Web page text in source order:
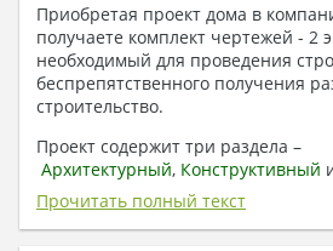
Приобретая проект дома в
получаете комплект чертежей - 2
необходимый для проведения
беспрепятственного получения
строительство.
Проект содержит три раздела –
Архитектурный, Конструктивный
отопление, вентиляция,
электроснабжение
плату) + Пояснительная записка.
Прочитать полный текст